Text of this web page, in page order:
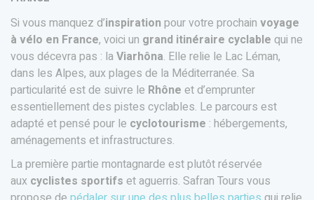
Si vous manquez d’inspirationpour votre prochain voyage
à vélo en France, voici un grand itinéraire cyclable qui ne
vous décevra pas : laViarhôna. Elle relie le Lac Léman,
dans les Alpes, aux plages de la Méditerranée. Sa
particularité est de suivre le Rhône et d’emprunter
essentiellement des pistes cyclables. Le parcours est
adapté et pensé pour le cyclotourisme : hébergements,
aménagements et infrastructures.
La première partie montagnarde est plutôt réservée
aux cyclistes sportifs et aguerris. Safran Tours vous